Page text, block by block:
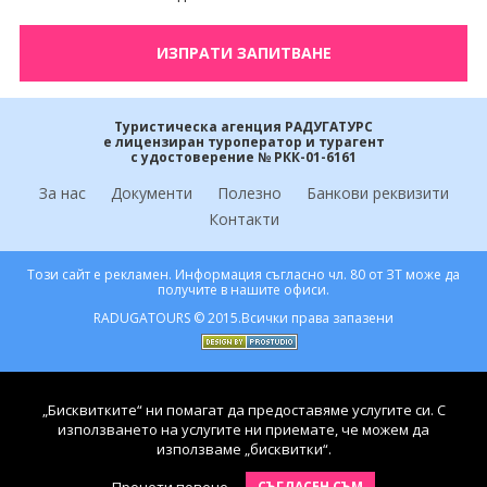
Екскурзии Швейцария
Екскурзии Швеция
Туристическа агенция РАДУГАТУРС
е лицензиран туроператор и турагент
с удостоверение № РКК-01-6161
За нас Документи Полезно
Банкови реквизити
Контакти
Този сайт е рекламен. Информация съгласно чл. 80 от ЗТ може да
получите в нашите офиси.
RADUGATOURS © 2015.Всички права запазени
„Бисквитките“ ни помагат да предоставяме услугите си. С
използването на услугите ни приемате, че можем да
използваме „бисквитки“.